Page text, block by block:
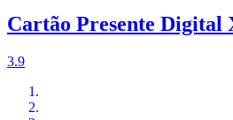
Cartão Presente Digital
3.9